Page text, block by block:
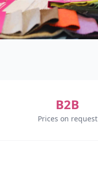
B2B
Prices on request